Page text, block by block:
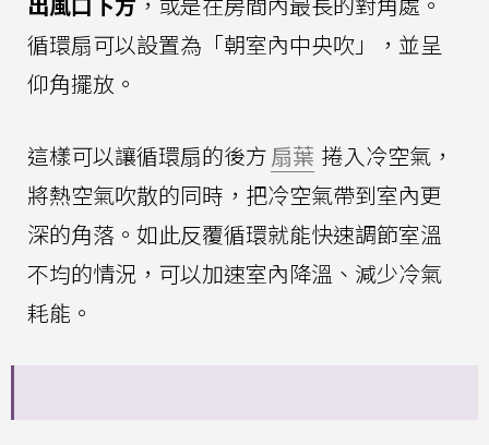
循環扇可以設置為「朝室內中央吹」，並呈
仰角擺放。
這樣可以讓循環扇的後方 扇葉 捲入冷空氣，
將熱空氣吹散的同時，把冷空氣帶到室內更
深的角落。如此反覆循環就能快速調節室溫
不均的情況，可以加速室內降溫、減少冷氣
耗能。